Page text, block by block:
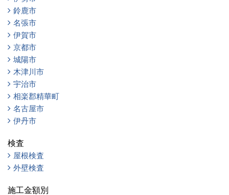
鈴鹿市
名張市
伊賀市
京都市
城陽市
木津川市
宇治市
相楽郡精華町
名古屋市
伊丹市
検査
屋根検査
外壁検査
施工金額別